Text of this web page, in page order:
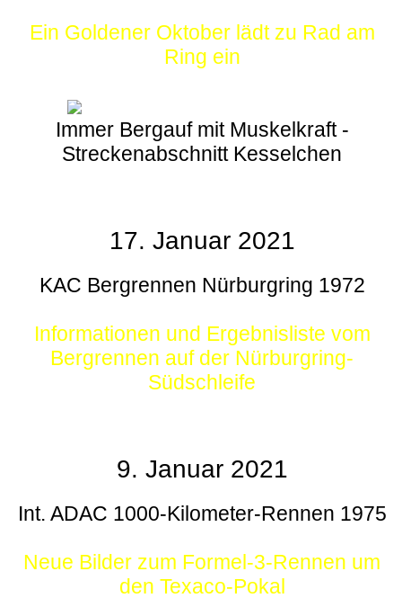
Ein Goldener Oktober lädt zu Rad am
Ring ein
Immer Bergauf mit Muskelkraft -
Streckenabschnitt Kesselchen
17. Januar 2021
KAC Bergrennen Nürburgring 1972
Informationen und Ergebnisliste vom
Bergrennen auf der Nürburgring-
Südschleife
9. Januar 2021
Int. ADAC 1000-Kilometer-Rennen 1975
Neue Bilder zum Formel-3-Rennen um
den Texaco-Pokal